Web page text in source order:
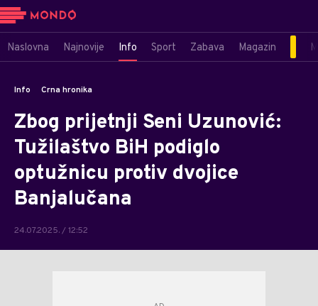
Naslovna Najnovije Info Sport Zabava Magazin
Info Crna hronika
Zbog prijetnji Seni Uzunović:
Tužilaštvo BiH podiglo
optužnicu protiv dvojice
Banjalučana
24.07.2025. / 12:52